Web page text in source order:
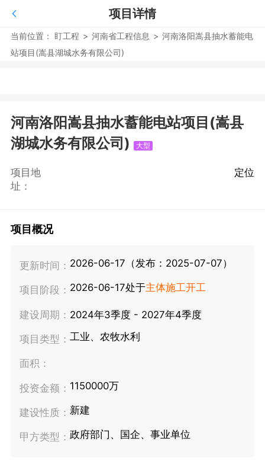
项目详情
当前位置： 盯工程 > 河南省工程信息 > 河南洛阳嵩县抽水蓄能电
站项目(嵩县湖城水务有限公司)
河南洛阳嵩县抽水蓄能电站项目(嵩县
湖城水务有限公司)
大型
项目地
址：
定位
项目概况
更新时间： 2026-06-17（发布：2025-07-07）
项目阶段： 2026-06-17处于主体施工开工
建设周期： 2024年3季度 - 2027年4季度
项目类型： 工业、农牧水利
面积：
投资金额： 1150000万
建设性质： 新建
甲方类型： 政府部门、国企、事业单位